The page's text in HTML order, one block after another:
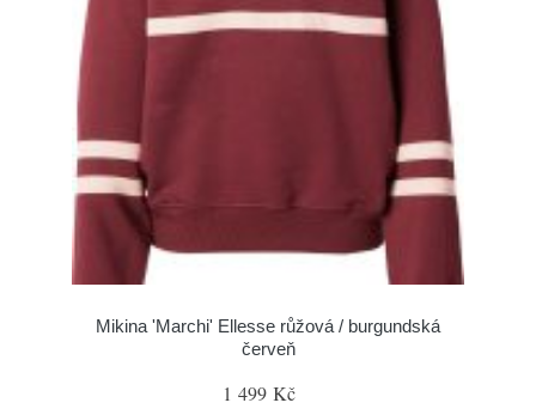
Mikina 'Marchi' Ellesse růžová / burgundská
červeň
1 499 Kč